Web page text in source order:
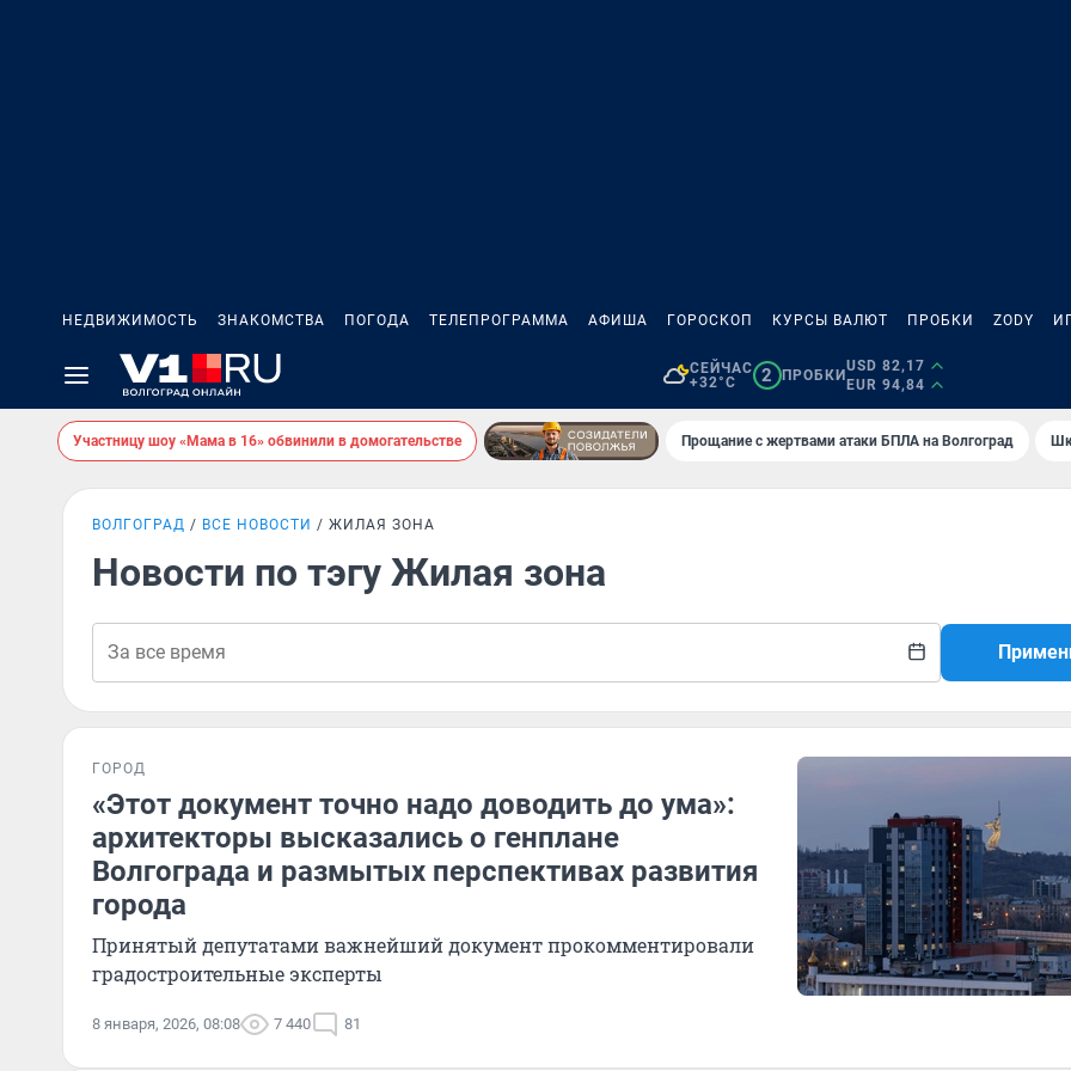
НЕДВИЖИМОСТЬ ЗНАКОМСТВА ПОГОДА ТЕЛЕПРОГРАММА АФИША ГОРОСКОП КУРСЫ ВАЛЮТ ПРОБКИ ZODY
СЕЙЧАС
+32°C
2 ПРОБКИ
USD 82,17
EUR 94,84
Участницу шоу «Мама в 16» обвинили в домогательстве Прощание с жертвами атаки БПЛА на Волгоград
ВОЛГОГРАД ВСЕ НОВОСТИ ЖИЛАЯ ЗОНА
Новости по тэгу Жилая зона
ГОРОД
«Этот документ точно надо доводить до ума»:
архитекторы высказались о генплане
Волгограда и размытых перспективах развития
города
Принятый депутатами важнейший документ прокомментировали
градостроительные эксперты
8 января, 2026, 08:08 7 440 81